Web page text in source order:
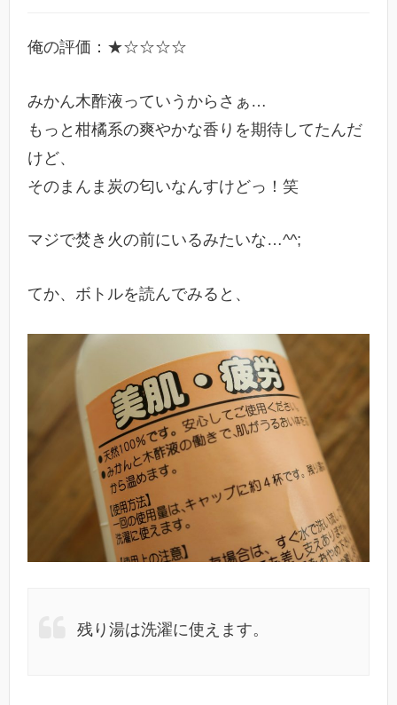
俺の評価：★☆☆☆☆
みかん木酢液っていうからさぁ…
もっと柑橘系の爽やかな香りを期待してたんだ
けど、
そのまんま炭の匂いなんすけどっ！笑
マジで焚き火の前にいるみたいな…^^;
てか、ボトルを読んでみると、
残り湯は洗濯に使えます。